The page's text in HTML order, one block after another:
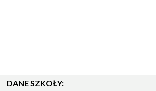
DANE SZKOŁY: